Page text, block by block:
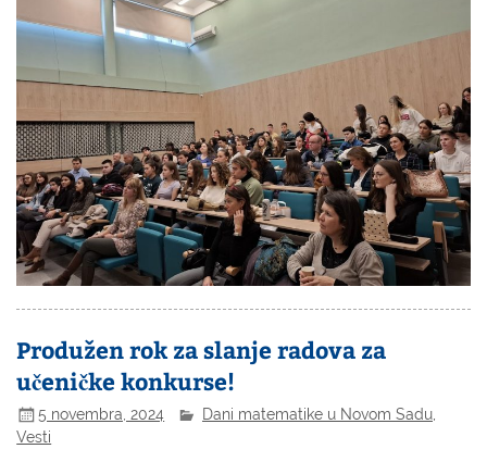
Produžen rok za slanje radova za
učeničke konkurse!
5 novembra, 2024 Dani matematike u Novom Sadu
Vesti